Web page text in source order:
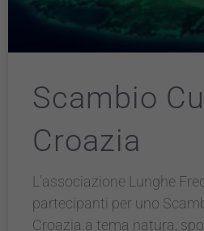
Scambio
Croazia
L’associazione Lunghe
partecipanti per uno
Croazia a tema natura,